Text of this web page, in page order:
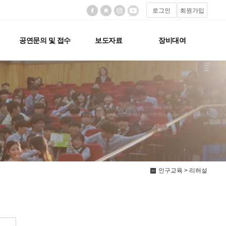
로그인 회원가입
공연문의 및 접수 보도자료 장비대여
For God so loved the world that he gave his one and only Son,
that whoever believes in him shall not perish but have eternal life.
인구교육 > 리허설